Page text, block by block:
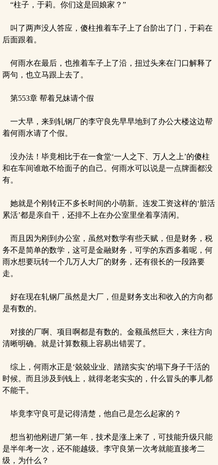
“柱子，于莉。你们这是回娘家？”
叫了两声没人答应，傻柱推着车子上了台阶出了门，于莉在
后面跟着。
何雨水在最后，也推着车子上了沿，扭过头来在门口解释了
两句，也立马跟上去了。
第553章 帮着兄妹请个假
一大早，来到轧钢厂的李守良先早早地到了办公大楼这边帮
着何雨水请了个假。
没办法！毕竟相比于在一食堂‘一人之下、万人之上’的傻柱
和在车间谁敢不给面子的自己。何雨水可以说是一点牌面都没
有。
她就是个刚转正不多长时间的小萌新。连发工资这样的‘脏活
累活’都是亲自干，还排不上在办公室里坐着享清闲。
而且因为刚到办公室，虽然对数学有些天赋，但是财务，税
务不是简单的数学，这可是金融财务，可学的东西多着呢，何
雨水想要玩转一个几万人大厂的财务，还有很长的一段路要
走。
好在现在轧钢厂虽然是大厂，但是财务支出和收入的方向都
是有数的。
对接的厂啊、项目啊都是有数的。金额虽然巨大，来往方向
清晰明确。就是计算数额上容易出错罢了。
综上，何雨水正是‘兢兢业业、踏踏实实’的塌下身子干活的
时候。而且涉及到钱上，就得老老实实的，什么冒头的事儿都
不能干。
毕竟李守良可是记得清楚，他自己是怎么起家的？
想当初他刚进厂第一年，技术是涨上来了，可技能升级只能
是半年考一次，还不能越级。李守良第一次考就能直接考二
级，为什么？